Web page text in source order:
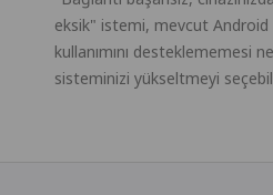
eksik" istemi, mevcut Android
kullanımını desteklememesi
sisteminizi yükseltmeyi